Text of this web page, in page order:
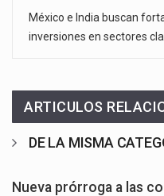
México e India buscan
inversiones en sectores
ARTICULOS
DE LA MISMA
Nueva prórroga a las